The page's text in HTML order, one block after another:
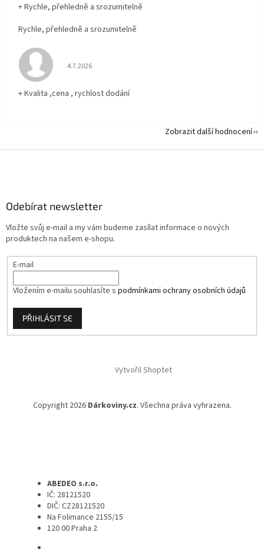
+ Rychle, přehledně a srozumitelně
Rychle, přehledně a srozumitelně
Hodnocení obchodu je 5 z 5 hvězdiček.
4.7.2026
+ Kvalita ,cena , rychlost dodání
Zobrazit další hodnocení
Odebírat newsletter
Vložte svůj e-mail a my vám budeme zasílat informace o nových
produktech na našem e-shopu.
E-mail
Vložením e-mailu souhlasíte s podmínkami ochrany osobních údajů
PŘIHLÁSIT SE
Vytvořil Shoptet
Copyright 2026 Dárkoviny.cz. Všechna práva vyhrazena.
ABEDEO s.r.o.
IČ: 28121520
DIČ: CZ28121520
Na Folimance 2155/15
120 00 Praha 2